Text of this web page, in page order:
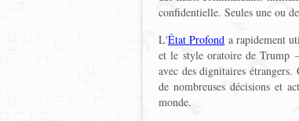
confidentielle. Seules une ou
L'État Profond a rapidement
et le style oratoire de Trump
avec des dignitaires
de nombreuses décisions et
monde.